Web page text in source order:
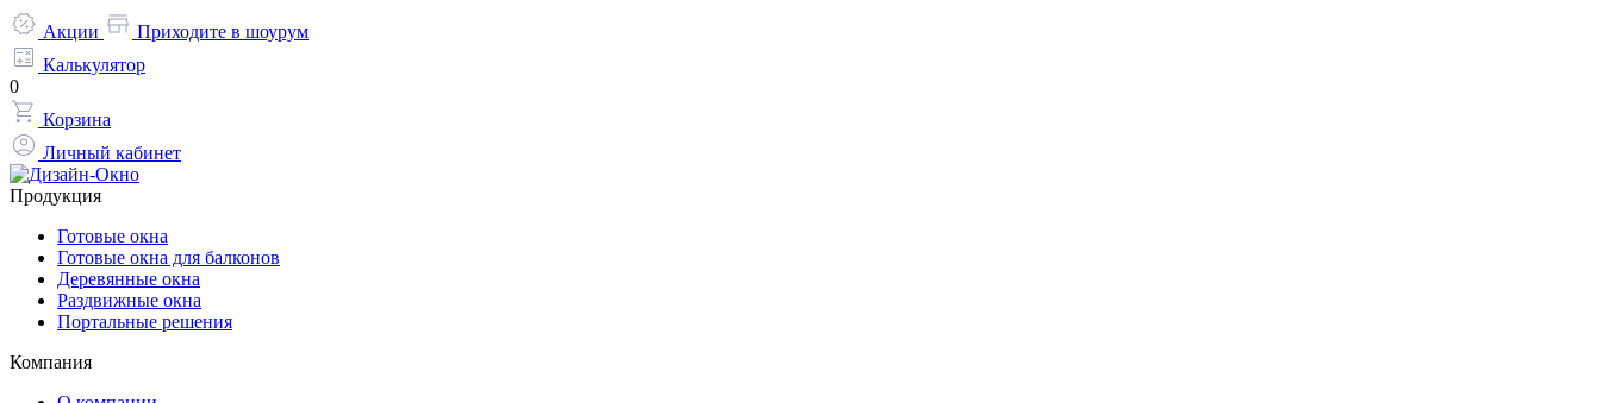
Акции
Приходите в шоурум
Калькулятор
0
Корзина
Личный кабинет
Продукция
Готовые окна
Готовые окна для балконов
Деревянные окна
Раздвижные окна
Портальные решения
Компания